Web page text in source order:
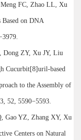
FC, Zhao LL, Xu
Based on DNA
Dong ZY, Xu JY, Liu
Cucurbit[8]uril-based
to the Assembly of
52, 5590−5593.
Gao YZ, Zhang XY, Xu
Centers on Natural